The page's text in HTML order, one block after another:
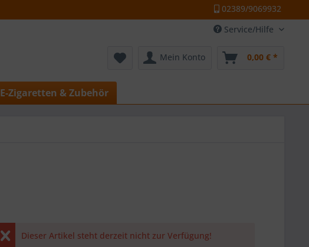
02389/9069932
Service/Hilfe
Mein Konto 0,00 € *
E-Zigaretten & Zubehör
Dieser Artikel steht derzeit nicht zur Verfügung!